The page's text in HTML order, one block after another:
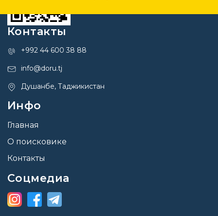
Контакты
+992 44 600 38 88
info@doru.tj
Душанбе, Таджикистан
Инфо
Главная
О поисковике
Контакты
Соцмедиа